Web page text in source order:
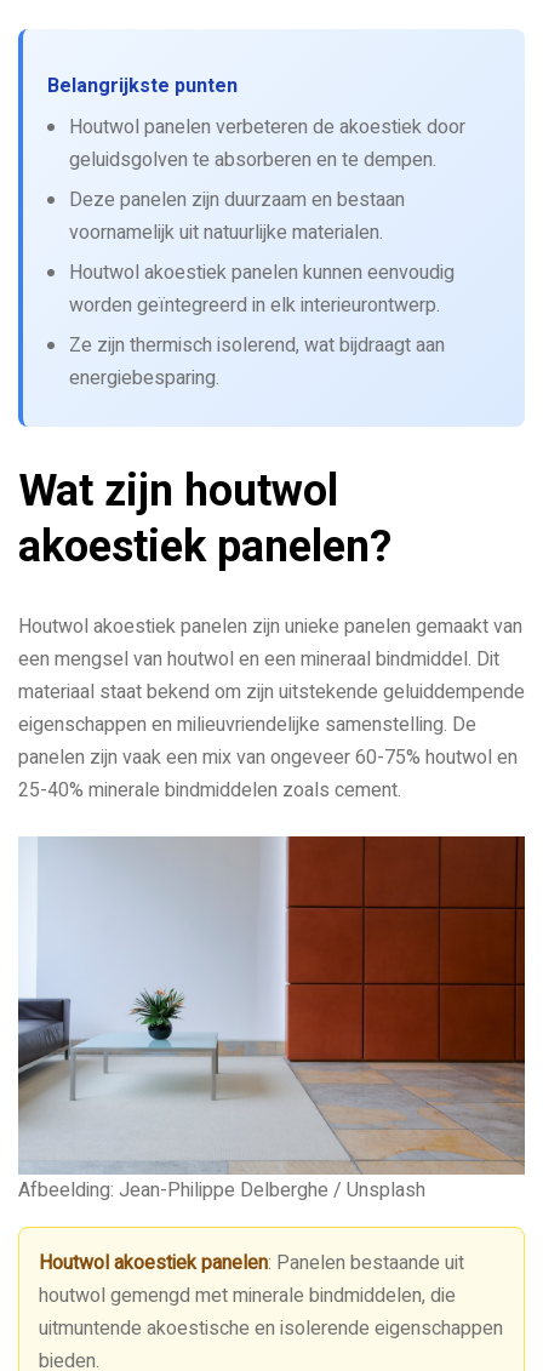
Belangrijkste punten
Houtwol panelen verbeteren de akoestiek door
geluidsgolven te absorberen en te dempen.
Deze panelen zijn duurzaam en bestaan
voornamelijk uit natuurlijke materialen.
Houtwol akoestiek panelen kunnen eenvoudig
worden geïntegreerd in elk interieurontwerp.
Ze zijn thermisch isolerend, wat bijdraagt aan
energiebesparing.
Wat zijn houtwol
akoestiek panelen?
Houtwol akoestiek panelen zijn unieke panelen gemaakt van
een mengsel van houtwol en een mineraal bindmiddel. Dit
materiaal staat bekend om zijn uitstekende geluiddempende
eigenschappen en milieuvriendelijke samenstelling. De
panelen zijn vaak een mix van ongeveer 60-75% houtwol en
25-40% minerale bindmiddelen zoals cement.
Afbeelding: Jean-Philippe Delberghe / Unsplash
Houtwol akoestiek panelen: Panelen bestaande uit
houtwol gemengd met minerale bindmiddelen, die
uitmuntende akoestische en isolerende eigenschappen
bieden.